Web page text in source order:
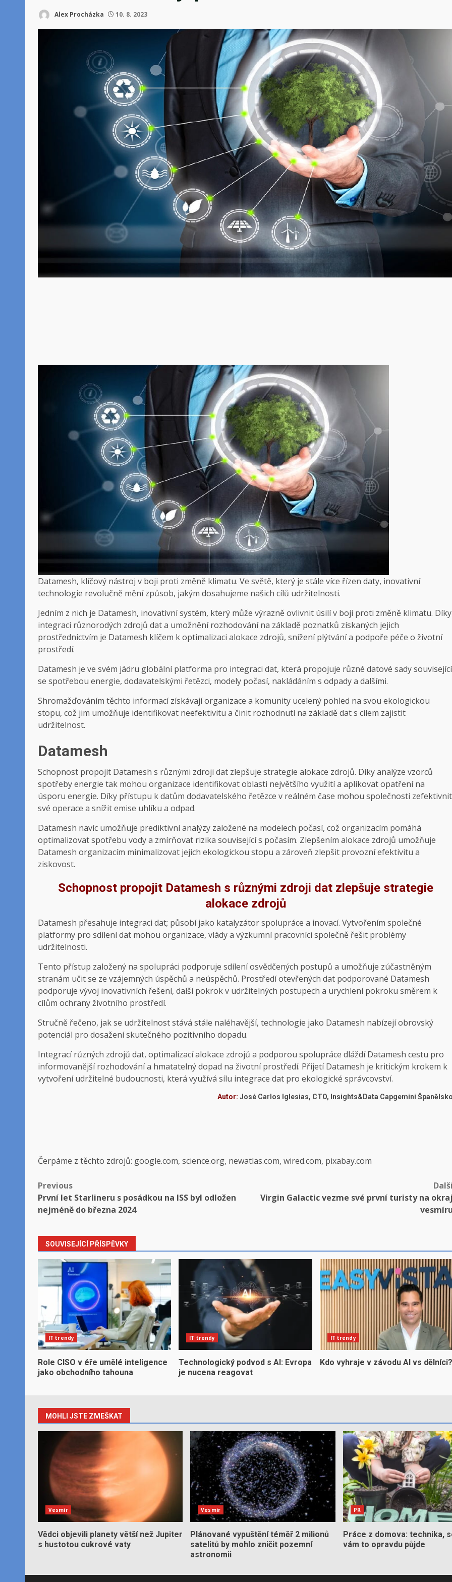
Alex Procházka 10. 8. 2023
Datamesh, klíčový nástroj v boji proti změně klimatu. Ve světě, který je stále více řízen daty, inovativní
technologie revolučně mění způsob, jakým dosahujeme našich cílů udržitelnosti.
Jedním z nich je Datamesh, inovativní systém, který může výrazně ovlivnit úsilí v boji proti změně klimatu. Díky
integraci různorodých zdrojů dat a umožnění rozhodování na základě poznatků získaných jejich
prostřednictvím je Datamesh klíčem k optimalizaci alokace zdrojů, snížení plýtvání a podpoře péče o životní
prostředí.
Datamesh je ve svém jádru globální platforma pro integraci dat, která propojuje různé datové sady související
se spotřebou energie, dodavatelskými řetězci, modely počasí, nakládáním s odpady a dalšími.
Shromažďováním těchto informací získávají organizace a komunity ucelený pohled na svou ekologickou
stopu, což jim umožňuje identifikovat neefektivitu a činit rozhodnutí na základě dat s cílem zajistit
udržitelnost.
Datamesh
Schopnost propojit Datamesh s různými zdroji dat zlepšuje strategie alokace zdrojů. Díky analýze vzorců
spotřeby energie tak mohou organizace identifikovat oblasti největšího využití a aplikovat opatření na
úsporu energie. Díky přístupu k datům dodavatelského řetězce v reálném čase mohou společnosti zefektivnit
své operace a snížit emise uhlíku a odpad.
Datamesh navíc umožňuje prediktivní analýzy založené na modelech počasí, což organizacím pomáhá
optimalizovat spotřebu vody a zmírňovat rizika související s počasím. Zlepšením alokace zdrojů umožňuje
Datamesh organizacím minimalizovat jejich ekologickou stopu a zároveň zlepšit provozní efektivitu a
ziskovost.
Schopnost propojit Datamesh s různými zdroji dat zlepšuje strategie
alokace zdrojů
Datamesh přesahuje integraci dat; působí jako katalyzátor spolupráce a inovací. Vytvořením společné
platformy pro sdílení dat mohou organizace, vlády a výzkumní pracovníci společně řešit problémy
udržitelnosti.
Tento přístup založený na spolupráci podporuje sdílení osvědčených postupů a umožňuje zúčastněným
stranám učit se ze vzájemných úspěchů a neúspěchů. Prostředí otevřených dat podporované Datamesh
podporuje vývoj inovativních řešení, další pokrok v udržitelných postupech a urychlení pokroku směrem k
cílům ochrany životního prostředí.
Stručně řečeno, jak se udržitelnost stává stále naléhavější, technologie jako Datamesh nabízejí obrovský
potenciál pro dosažení skutečného pozitivního dopadu.
Integrací různých zdrojů dat, optimalizací alokace zdrojů a podporou spolupráce dláždí Datamesh cestu pro
informovanější rozhodování a hmatatelný dopad na životní prostředí. Přijetí Datamesh je kritickým krokem k
vytvoření udržitelné budoucnosti, která využívá sílu integrace dat pro ekologické správcovství.
Autor: José Carlos Iglesias, CTO, Insights&Data Capgemini
Čerpáme z těchto zdrojů: google.com, science.org, newatlas.com, wired.com, pixabay.com
Post
navigation
Previous
První let Starlineru s posádkou na ISS byl odložen
nejméně do března 2024
Virgin Galactic vezme své první turisty na
SOUVISEJÍCÍ PŘÍSPĚVKY
IT trendy
Role CISO v éře umělé inteligence
jako obchodního tahouna
IT trendy
Technologický podvod s AI: Evropa
je nucena reagovat
IT trendy
Kdo vyhraje v závodu AI vs dělníci?
MOHLI JSTE ZMEŠKAT
Vesmír
Vědci objevili planety větší než Jupiter
s hustotou cukrové vaty
Vesmír
Plánované vypuštění téměř 2 milionů
satelitů by mohlo zničit pozemní
astronomii
PR
Práce z domova: technika,
vám to opravdu půjde